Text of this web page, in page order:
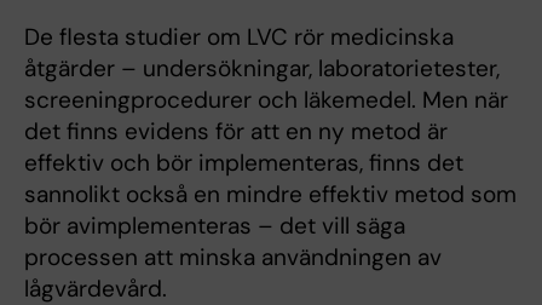
De flesta studier om LVC rör medicinska
åtgärder – undersökningar, laboratorietester,
screeningprocedurer och läkemedel. Men när
det finns evidens för att en ny metod är
effektiv och bör implementeras, finns det
sannolikt också en mindre effektiv metod som
bör avimplementeras – det vill säga
processen att minska användningen av
lågvärdevård.